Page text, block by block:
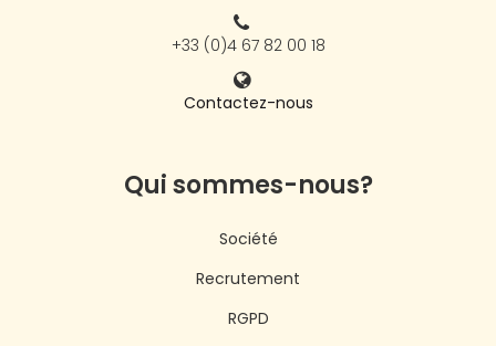
+33 (0)4 67 82 00 18
Contactez-nous
Qui sommes-nous?
Société
Recrutement
RGPD